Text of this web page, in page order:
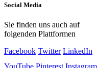
Social Media
Sie finden uns auch auf
folgenden Plattformen
Facebook Twitter LinkedIn